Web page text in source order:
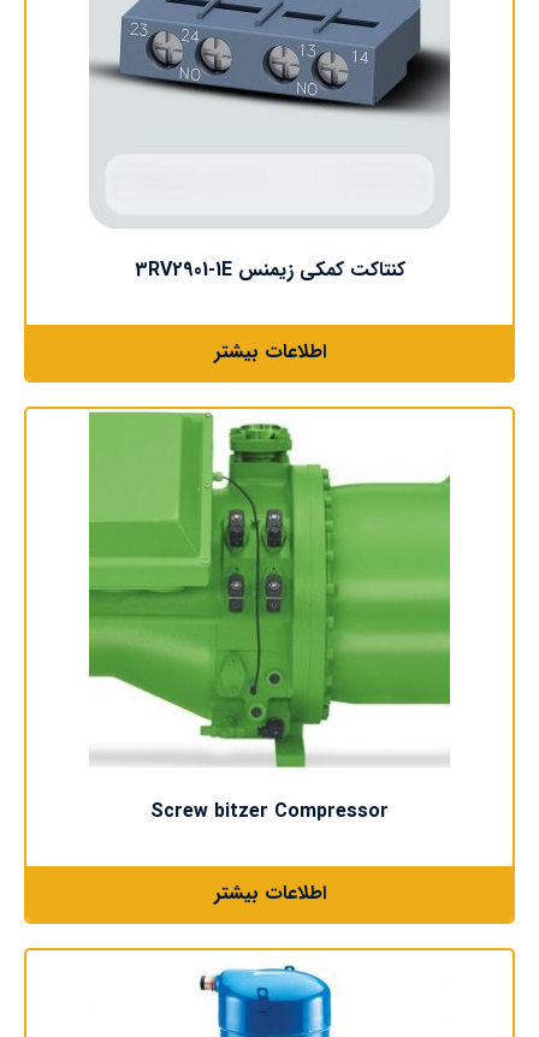
کنتاکت کمکی زیمنس 3RV2901-1E
اطلاعات بیشتر
Screw bitzer Compressor
اطلاعات بیشتر